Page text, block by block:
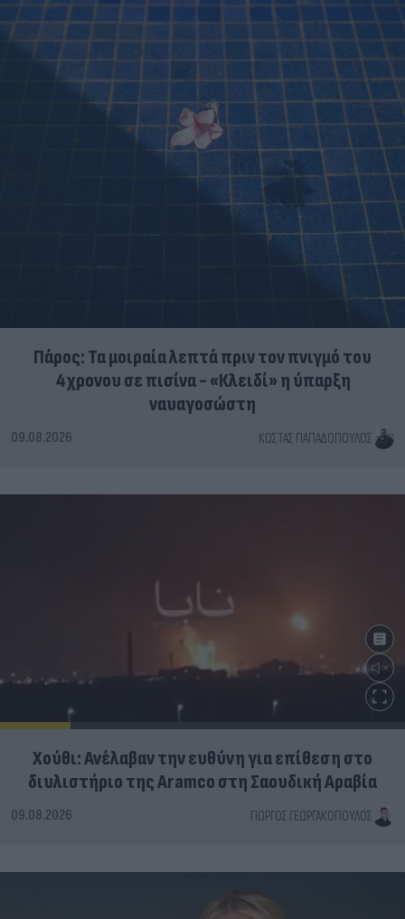
Πάρος: Τα μοιραία λεπτά πριν τον πνιγμό του
4χρονου σε πισίνα - «Κλειδί» η ύπαρξη
ναυαγοσώστη
09.08.2026 ΚΏΣΤΑΣ ΠΑΠΑΔΌΠΟΥΛΟΣ
Χούθι: Ανέλαβαν την ευθύνη για επίθεση στο
διυλιστήριο της Aramco στη Σαουδική Αραβία
09.08.2026 ΓΙΏΡΓΟΣ ΓΕΩΡΓΑΚΌΠΟΥΛΟΣ